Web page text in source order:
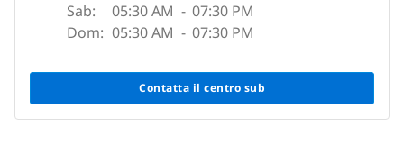
Sab:
05:30 AM - 07:30 PM
Dom: 05:30 AM - 07:30 PM
Contatta il centro sub